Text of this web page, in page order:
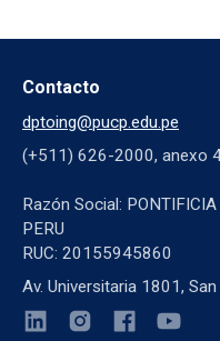
Contacto
dptoing@pucp.edu.pe
(+511) 626-2000, anexo
Razón Social: PONTIFICIA
PERU
RUC: 20155945860
Av. Universitaria 1801,